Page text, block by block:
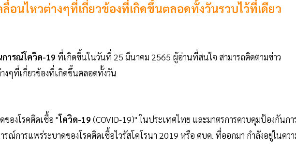
อนไหวต่างๆที่เกี่ยวข้องที่เกิดขึ้นตลอดทั้งวันรวบไว้ที่เดียว
การณ์โควิด-19 ที่เกิดขึ้นในวันที่ 25 มีนาคม 2565 ผู้อ่านที่สนใจ สามารถติดตามข่าว
ๆที่เกี่ยวข้องที่เกิดขึ้นตลอดทั้งวัน
องโรคติดเชื้อ "โควิด-19 (COVID-19)" ในประเทศไทย และมาตรการควบคุมป้องกันกา
ณ์การแพร่ระบาดของโรคติดเชื้อไวรัสโคโรนา 2019 หรือ ศบค. ที่ออกมา กำลังอยู่ในคว